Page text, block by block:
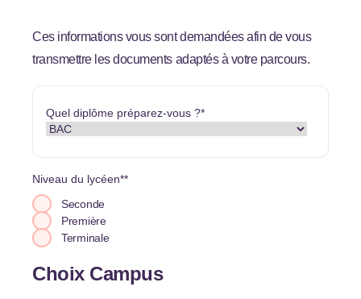
Ces informations vous sont demandées afin de vous
transmettre les documents adaptés à votre parcours.
Quel diplôme préparez-vous ?*
Niveau du lycéen**
Seconde
Première
Terminale
Choix Campus